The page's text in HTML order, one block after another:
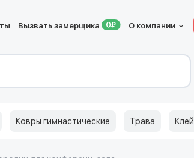
Вызвать замерщика О компании
Ковры гимнастические Трава Клей